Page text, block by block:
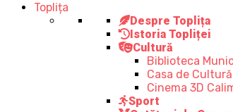
Toplița
Despre Toplița
Istoria Topliței
Cultură
Biblioteca
Casa de
Cinema 3D
Sport